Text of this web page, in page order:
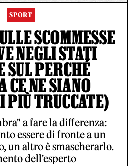
SPORT
SCOMMESSE
NEGLI STATI
SUL PERCHÉ
CE NE SIANO
PIÙ TRUCCATE)
a fare la differenza:
essere di fronte a un
un altro è smascherarlo.
dell'esperto